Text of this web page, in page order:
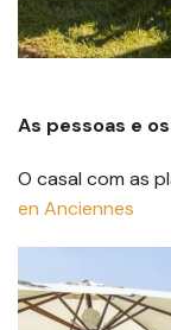
As pessoas e
O casal com as
en Anciennes